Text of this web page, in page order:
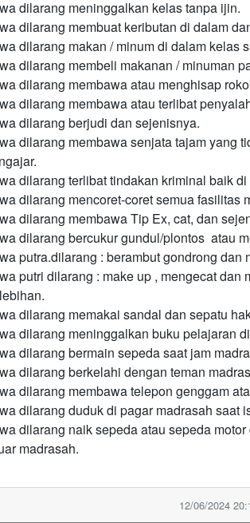
dilarang meninggalkan kelas tanpa ijin.
dilarang membuat keributan di dalam
dilarang makan / minum di dalam kelas
dilarang membeli makanan / minuman
dilarang membawa atau menghisap
dilarang membawa atau terlibat
dilarang berjudi dan sejenisnya.
dilarang membawa senjata tajam yang
dilarang terlibat tindakan kriminal baik
dilarang mencoret-coret semua fasilitas
dilarang membawa Tip Ex, cat, dan
dilarang bercukur gundul/plontos atau
putra.dilarang : berambut gondrong dan
putri dilarang : make up , mengecat dan
dilarang memakai sandal dan sepatu
dilarang meninggalkan buku pelajaran
dilarang bermain sepeda saat jam
dilarang berkelahi dengan teman
dilarang membawa telepon genggam
dilarang duduk di pagar madrasah saat
dilarang naik sepeda atau sepeda
madrasah.
12/06/2024